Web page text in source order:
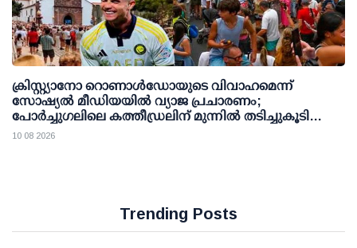
ക്രിസ്റ്റ്യാനോ റൊണാള്‍ഡോയുടെ വിവാഹമെന്ന്
സോഷ്യല്‍ മീഡിയയില്‍ വ്യാജ പ്രചാരണം;
പോര്‍ച്ചുഗലിലെ കത്തീഡ്രലിന് മുന്നില്‍ തടിച്ചുകൂടി
ജനക്കൂട്ടം
10 08 2026
Trending Posts